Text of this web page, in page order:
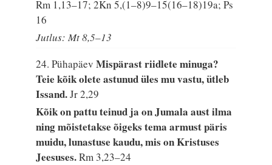
Rm 1,13–17; 2Kn 5,(1–8)9–15(16–18)19a; Ps
16
Jutlus: Mt 8,5–13
24. PühapäevMispärast riidlete minuga?
Teie kõik olete astunud üles mu vastu, ütleb
Issand.Jr 2,29
Kõik on pattu teinud ja on Jumala aust ilma
ning mõistetakse õigeks tema armust päris
muidu, lunastuse kaudu, mis on Kristuses
Jeesuses.Rm 3,23–24